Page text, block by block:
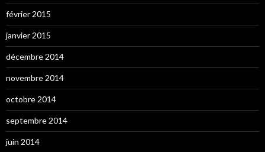
février 2015
janvier 2015
décembre 2014
novembre 2014
octobre 2014
septembre 2014
juin 2014